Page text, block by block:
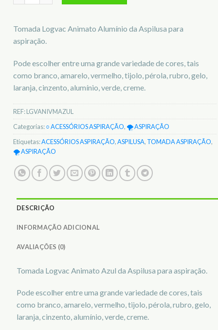
Tomada Logvac Animato Alumínio da Aspilusa para
aspiração.
Pode escolher entre uma grande variedade de cores, tais
como branco, amarelo, vermelho, tijolo, pérola, rubro, gelo,
laranja, cinzento, alumínio, verde, creme.
REF:LGVANIVMAZUL
Categorias:○ ACESSÓRIOS ASPIRAÇÃO, 🌪️ ASPIRAÇÃO
Etiquetas:ACESSÓRIOS ASPIRAÇÃO,ASPILUSA, TOMADA ASPIRAÇÃO,
🌪️ ASPIRAÇÃO
DESCRIÇÃO
INFORMAÇÃO ADICIONAL
AVALIAÇÕES (0)
Tomada Logvac Animato Azul da Aspilusa para aspiração.
Pode escolher entre uma grande variedade de cores, tais
como branco, amarelo, vermelho, tijolo, pérola, rubro, gelo,
laranja, cinzento, alumínio, verde, creme.